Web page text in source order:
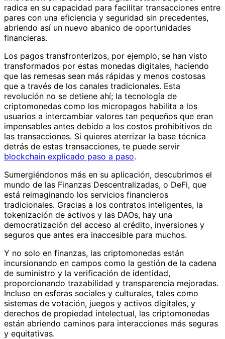
radica en su capacidad para facilitar transacciones entre
pares con una eficiencia y seguridad sin precedentes,
abriendo así un nuevo abanico de oportunidades
financieras.
Los pagos transfronterizos, por ejemplo, se han visto
transformados por estas monedas digitales, haciendo
que las remesas sean más rápidas y menos costosas
que a través de los canales tradicionales. Esta
revolución no se detiene ahí; la tecnología de
criptomonedas como los micropagos habilita a los
usuarios a intercambiar valores tan pequeños que eran
impensables antes debido a los costos prohibitivos de
las transacciones. Si quieres aterrizar la base técnica
detrás de estas transacciones, te puede servir
blockchain explicado paso a paso.
Sumergiéndonos más en su aplicación, descubrimos el
mundo de las Finanzas Descentralizadas, o DeFi, que
está reimaginando los servicios financieros
tradicionales. Gracias a los contratos inteligentes, la
tokenización de activos y las DAOs, hay una
democratización del acceso al crédito, inversiones y
seguros que antes era inaccesible para muchos.
Y no solo en finanzas, las criptomonedas están
incursionando en campos como la gestión de la cadena
de suministro y la verificación de identidad,
proporcionando trazabilidad y transparencia mejoradas.
Incluso en esferas sociales y culturales, tales como
sistemas de votación, juegos y activos digitales, y
derechos de propiedad intelectual, las criptomonedas
están abriendo caminos para interacciones más seguras
y equitativas.